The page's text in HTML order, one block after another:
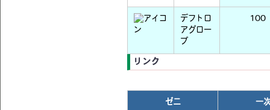
デフトロ
アグロー
ブ
100
リンク
ゼニ 一